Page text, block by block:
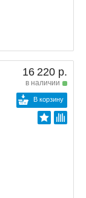
16 220 р.
в наличии
В корзину